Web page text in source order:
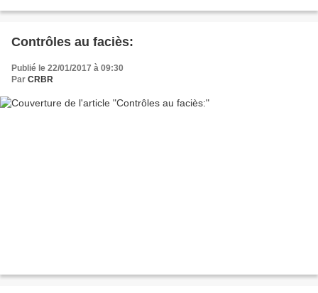
Contrôles au faciès:
Publié le 22/01/2017 à 09:30
Par CRBR